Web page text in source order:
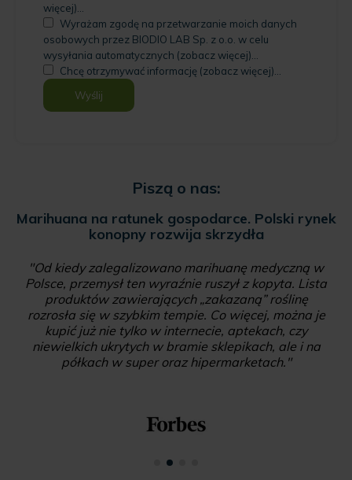
więcej)...
Wyrażam zgodę na przetwarzanie moich danych
osobowych przez BIODIO LAB Sp. z o.o. w celu
wysyłania automatycznych (zobacz więcej)...
Chcę otrzymywać informację (zobacz więcej)...
Piszą o nas:
Marihuana na ratunek gospodarce. Polski rynek
konopny rozwija skrzydła
"Od kiedy zalegalizowano marihuanę medyczną w
Polsce, przemysł ten wyraźnie ruszył z kopyta. Lista
produktów zawierających „zakazaną” roślinę
rozrosła się w szybkim tempie. Co więcej, można je
kupić już nie tylko w internecie, aptekach, czy
niewielkich ukrytych w bramie sklepikach, ale i na
półkach w super oraz hipermarketach."